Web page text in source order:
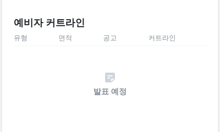
예비자 커트라인
유형 면적 공고 커트라인
발표 예정